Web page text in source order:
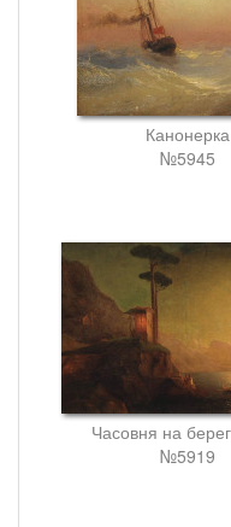
Канонерка
№5945
Часовня на
№5919